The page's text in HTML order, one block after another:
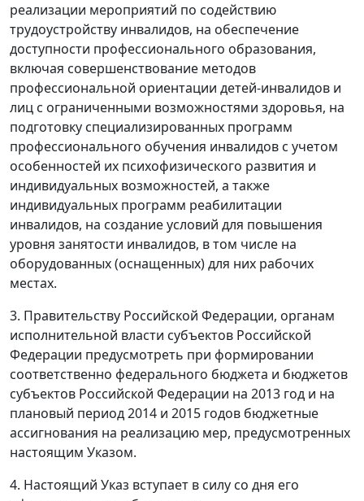
реализации мероприятий по содействию
трудоустройству инвалидов, на обеспечение
доступности профессионального образования,
включая совершенствование методов
профессиональной ориентации детей-инвалидов и
лиц с ограниченными возможностями здоровья, на
подготовку специализированных программ
профессионального обучения инвалидов с учетом
особенностей их психофизического развития и
индивидуальных возможностей, а также
индивидуальных программ реабилитации
инвалидов, на создание условий для повышения
уровня занятости инвалидов, в том числе на
оборудованных (оснащенных) для них рабочих
местах.
3. Правительству Российской Федерации, органам
исполнительной власти субъектов Российской
Федерации предусмотреть при формировании
соответственно федерального бюджета и бюджетов
субъектов Российской Федерации на 2013 год и на
плановый период 2014 и 2015 годов бюджетные
ассигнования на реализацию мер, предусмотренных
настоящим Указом.
4. Настоящий Указ вступает в силу со дня его